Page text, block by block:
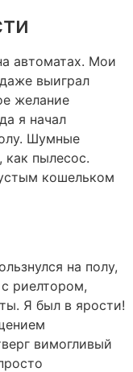
автоматах. Мои
выиграл
желание
я начал
Шумные
как пылесос.
кошельком
на полу,
риелтором,
Я был в ярости!
вимогливый